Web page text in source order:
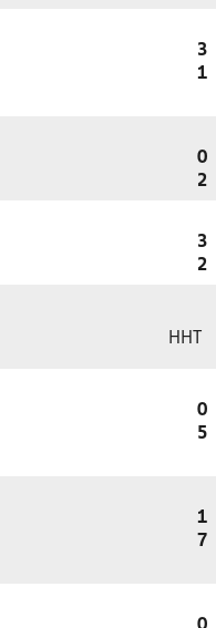
3
1
0
2
3
2
HHT
0
5
1
7